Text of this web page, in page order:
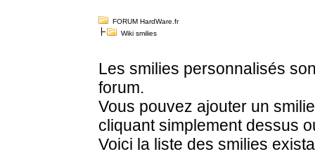
FORUM HardWare.fr
Wiki smilies
Les smilies personnalisés
forum.
Vous pouvez ajouter un
cliquant simplement dessus
Voici la liste des smilies